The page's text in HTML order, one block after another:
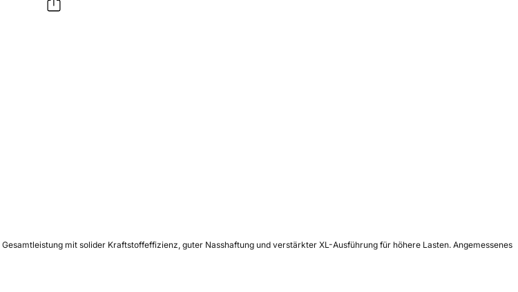
mit solider Kraftstoffeffizienz, guter Nasshaftung und verstärkter XL-Ausführung für höhere Lasten. Angemessenes